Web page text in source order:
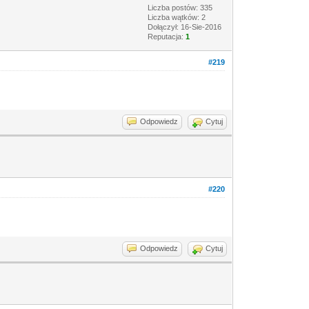
Liczba postów: 335
Liczba wątków: 2
Dołączył: 16-Sie-2016
Reputacja:1
#219
Odpowiedz Cytuj
#220
Odpowiedz Cytuj